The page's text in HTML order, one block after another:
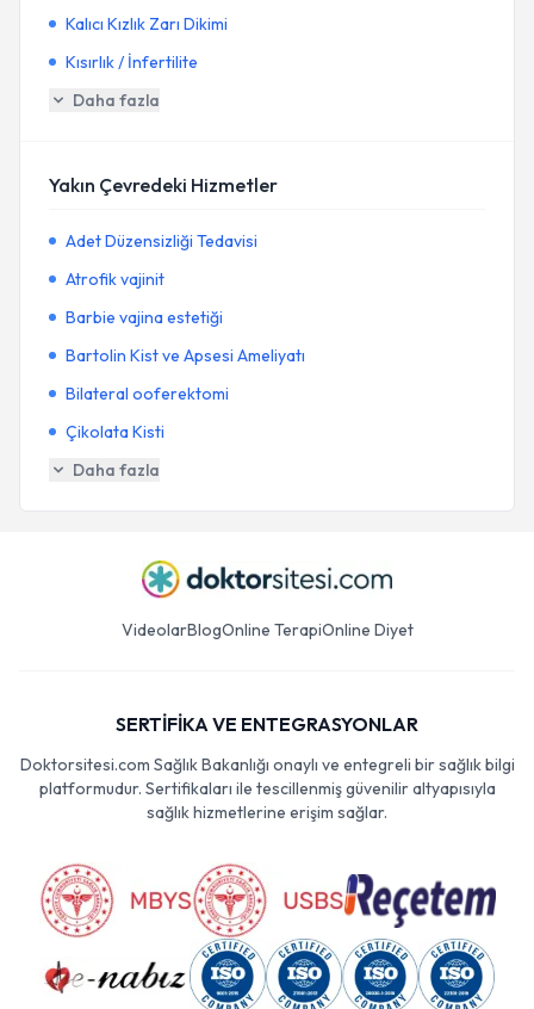
Kalıcı Kızlık Zarı Dikimi
Kısırlık / İnfertilite
Daha fazla
Yakın Çevredeki Hizmetler
Adet Düzensizliği Tedavisi
Atrofik vajinit
Barbie vajina estetiği
Bartolin Kist ve Apsesi Ameliyatı
Bilateral ooferektomi
Çikolata Kisti
Daha fazla
VideolarBlogOnline TerapiOnline Diyet
SERTİFİKA VE ENTEGRASYONLAR
Doktorsitesi.com Sağlık Bakanlığı onaylı ve entegreli bir sağlık bilgi
platformudur. Sertifikaları ile tescillenmiş güvenilir altyapısıyla
sağlık hizmetlerine erişim sağlar.